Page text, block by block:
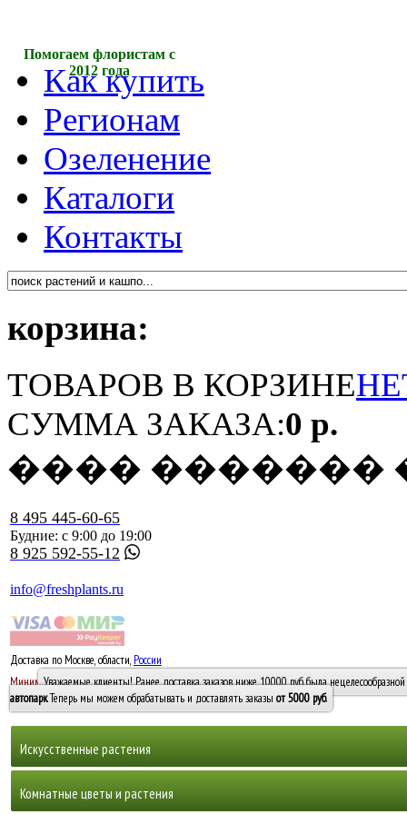
Быстрая доставка по всей
стране
Как купить
Регионам
Озеленение
Каталоги
Контакты
корзина:
ТОВАРОВ В КОРЗИНЕ
СУММА ЗАКАЗА:0 р.
���� �������
8 495 445-60-65
Будние: с 9:00 до 19:00
8 925 592-55-12
info@freshplants.ru
Доставка по Москве, области, России
Минимальный заказ -10 0005000 руб.
Уважаемые клиенты! Ранее доставка заказов ниже 10000 руб. была
автопарк. Теперь мы можем обрабатывать и доставлять заказы от 5000 руб.
Искусственные растения
Горшечные растения, кусты и мох
Комнатные цветы и растения